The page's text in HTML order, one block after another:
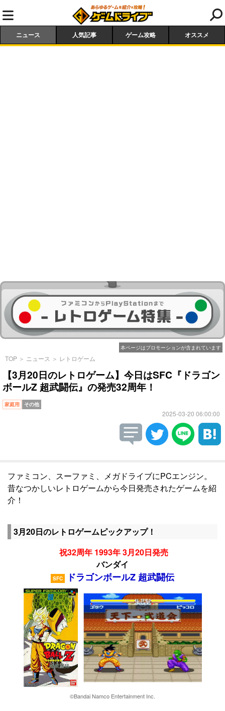
ニュース 人気記事 ゲーム攻略 オススメ
本ページはプロモーションが含まれています
TOP ＞ ニュース ＞ レトロゲーム
【3月20日のレトロゲーム】今日はSFC『ドラゴン
ボールZ 超武闘伝』の発売32周年！
家庭用 その他
2025-03-20 06:00:00
ファミコン、スーファミ、メガドライブにPCエンジン。
昔なつかしいレトロゲームから今日発売されたゲームを紹
介！
3月20日のレトロゲームピックアップ！
祝32周年 1993年 3月20日発売
バンダイ
SFC ドラゴンボールZ 超武闘伝
©Bandai Namco Entertainment Inc.